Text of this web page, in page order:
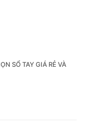
SỔ TAY GIÁ RẺ VÀ